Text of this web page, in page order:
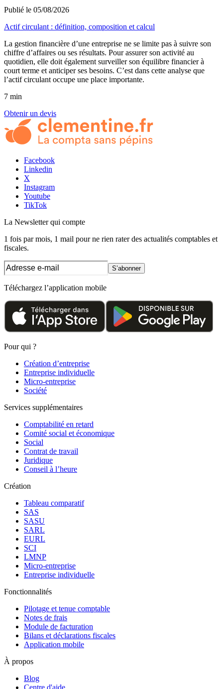
Publié le 05/08/2026
Actif circulant : définition, composition et calcul
La gestion financière d’une entreprise ne se limite pas à suivre son
chiffre d’affaires ou ses résultats. Pour assurer son activité au
quotidien, elle doit également surveiller son équilibre financier à
court terme et anticiper ses besoins. C’est dans cette analyse que
l’actif circulant occupe une place importante.
7 min
Obtenir un devis
Facebook
Linkedin
X
Instagram
Youtube
TikTok
La Newsletterqui compte
1 fois par mois, 1 mail pour ne rien rater des actualités comptables et
fiscales.
S’abonner
Téléchargez l’application mobile
Pour qui ?
Création d’entreprise
Entreprise individuelle
Micro-entreprise
Société
Services supplémentaires
Comptabilité en retard
Comité social et économique
Social
Contrat de travail
Juridique
Conseil à l’heure
Création
Tableau comparatif
SAS
SASU
SARL
EURL
SCI
LMNP
Micro-entreprise
Entreprise individuelle
Fonctionnalités
Pilotage et tenue comptable
Notes de frais
Module de facturation
Bilans et déclarations fiscales
Application mobile
À propos
Blog